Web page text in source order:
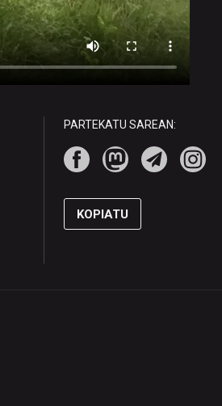
PARTEKATU SAREAN:
KOPIATU